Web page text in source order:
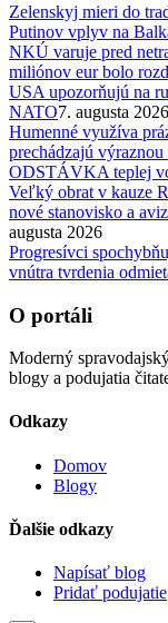
Zelenskyj mieri do
Putinov vplyv na
NKÚ varuje pred
miliónov eur bolo
USA upozorňujú na
NATO7. augusta 2026
Humenné využíva
prechádzajú
ODSTÁVKA teplej
Veľký obrat v kauze
nové stanovisko a
augusta 2026
Progresívci
vnútra tvrdenia
O portáli
Moderný
blogy a podujatia
Odkazy
Domov
Blogy
Ďalšie odkazy
Napísať blog
Pridať podujatie